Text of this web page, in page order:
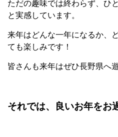
ただの趣味では終わらず、ひ
と実感しています。
来年はどんな一年になるか、
ても楽しみです！
皆さんも来年はぜひ長野県へ
それでは、良いお年をお